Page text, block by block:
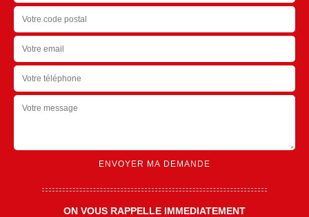
ON VOUS RAPPELLE IMMEDIATEMENT